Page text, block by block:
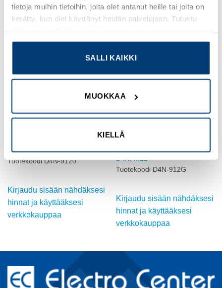
tietoja muihin tietoihin, joita olet antanut heille tai joita on
kerätty, kun olet käyttänyt heidän palvelujaan. Tutustu
SALLI KAIKKI
MUOKKAA
KIELLÄ
TUTUSTU MYÖS
wishlist
D4N, M12
Tuotekoodi D4N-9120
Kirjaudu sisään nähdäksesi
hinnat ja käyttääksesi
verkkokauppaa
OMRON
SÄÄDETTÄVÄ RULLAVIPU,
D4N, M12
Tuotekoodi D4N-912G
Kirjaudu sisään nähdäksesi
hinnat ja käyttääksesi
verkkokauppaa